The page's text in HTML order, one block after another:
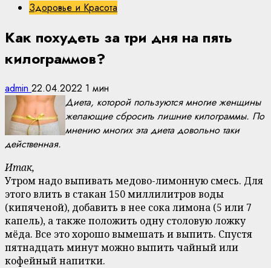
Здоровье и Красота
Как похудеть за три дня на пять
килограммов?
admin 22.04.2022 1 мин
Диета, которой пользуются многие женщины
желающие сбросить лишние килограммы. По
мнению многих эта диета довольно таки
действенная.
Итак,
Утром надо выпивать медово-лимонную смесь. Для
этого влить в стакан 150 миллилитров воды
(кипяченой), добавить в нее сока лимона (5 или 7
капель), а также положить одну столовую ложку
мёда. Все это хорошо вымешать и выпить. Спустя
пятнадцать минут можно выпить чайный или
кофейный напитки.